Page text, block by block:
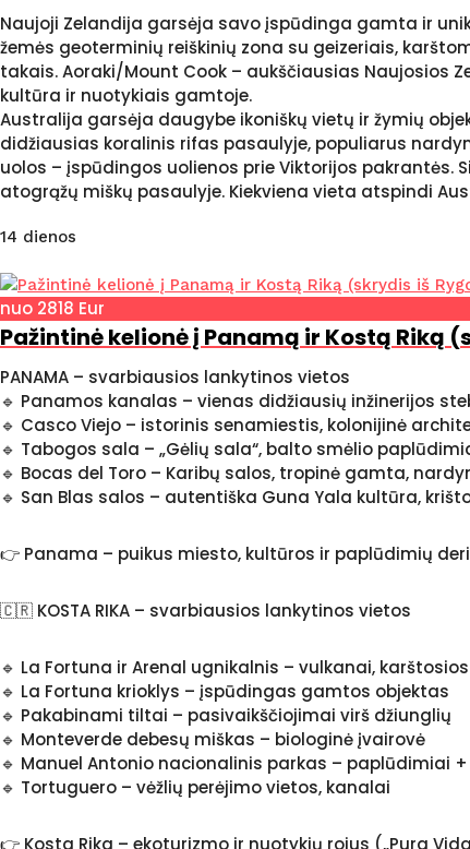
Naujoji Zelandija garsėja savo įspūdinga gamta ir
žemės geoterminių reiškinių zona su geizeriais,
takais. Aoraki/Mount Cook – aukščiausias Naujosios
kultūra ir nuotykiais gamtoje.
Australija garsėja daugybe ikoniškų vietų ir žymių
didžiausias koralinis rifas pasaulyje, populiarus
uolos – įspūdingos uolienos prie Viktorijos
atogrąžų miškų pasaulyje. Kiekviena vieta atspindi
14 dienos
nuo 2818 Eur
Pažintinė kelionė į Panamą ir Kostą Riką
PANAMA – svarbiausios lankytinos vietos
🔹 Panamos kanalas – vienas didžiausių inžinerijos
🔹 Casco Viejo – istorinis senamiestis, kolonijinė
🔹 Tabogos sala – „Gėlių sala“, balto smėlio
🔹 Bocas del Toro – Karibų salos, tropinė gamta,
🔹 San Blas salos – autentiška Guna Yala kultūra,
👉 Panama – puikus miesto, kultūros ir paplūdimių
🇨🇷 KOSTA RIKA – svarbiausios lankytinos vietos
🔹 La Fortuna ir Arenal ugnikalnis – vulkanai,
🔹 La Fortuna krioklys – įspūdingas gamtos objektas
🔹 Pakabinami tiltai – pasivaikščiojimai virš džiunglių
🔹 Monteverde debesų miškas – biologinė įvairovė
🔹 Manuel Antonio nacionalinis parkas – paplūdimiai
🔹 Tortuguero – vėžlių perėjimo vietos, kanalai
👉 Kosta Rika – ekoturizmo ir nuotykių rojus („Pura